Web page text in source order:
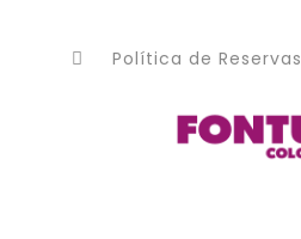
Política de Reservas